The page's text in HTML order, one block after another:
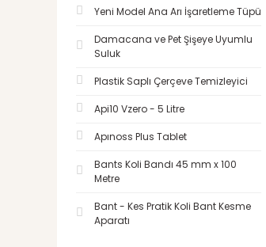
Yeni Model Ana Arı İşaretleme Tüpü
Damacana ve Pet Şişeye Uyumlu
Suluk
Plastik Saplı Çerçeve Temizleyici
Api10 Vzero - 5 Litre
Apınoss Plus Tablet
Bants Koli Bandı 45 mm x 100
Metre
Bant - Kes Pratik Koli Bant Kesme
Aparatı